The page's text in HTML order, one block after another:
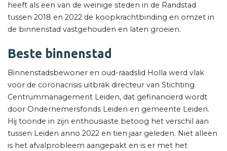
heeft als een van de weinige steden in de Randstad
tussen 2018 en 2022 de koopkrachtbinding en omzet in
de binnenstad vastgehouden en laten groeien.
Beste binnenstad
Binnenstadsbewoner en oud-raadslid Holla werd vlak
voor de coronacrisis uitbrak directeur van Stichting
Centrummanagement Leiden, dat gefinancierd wordt
door Ondernemersfonds Leiden en gemeente Leiden.
Hij toonde in zijn enthousiaste betoog het verschil aan
tussen Leiden anno 2022 en tien jaar geleden. Niet alleen
is het afvalprobleem aangepakt en is er met het